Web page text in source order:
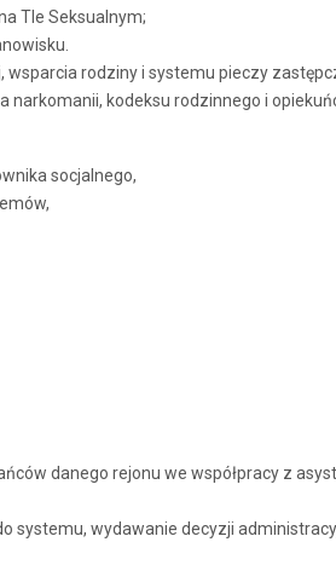
Tle Seksualnym;
rodziny i systemu pieczy
kodeksu rodzinnego i
socjalnego,
danego rejonu we współpracy z
wydawanie decyzji